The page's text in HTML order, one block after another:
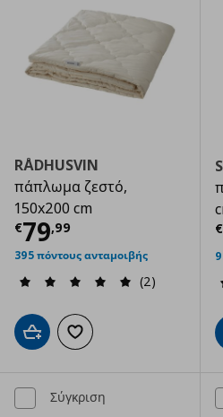
RÅDHUSVIN
πάπλωμα ζεστό,
150x200 cm
€79,99
Τρέχουσα τιμή
395 πόντους ανταμοιβής
(2)
Προσθήκη στο καλάθι
Προσθήκη στα αγαπημένα
€
Σύγκριση